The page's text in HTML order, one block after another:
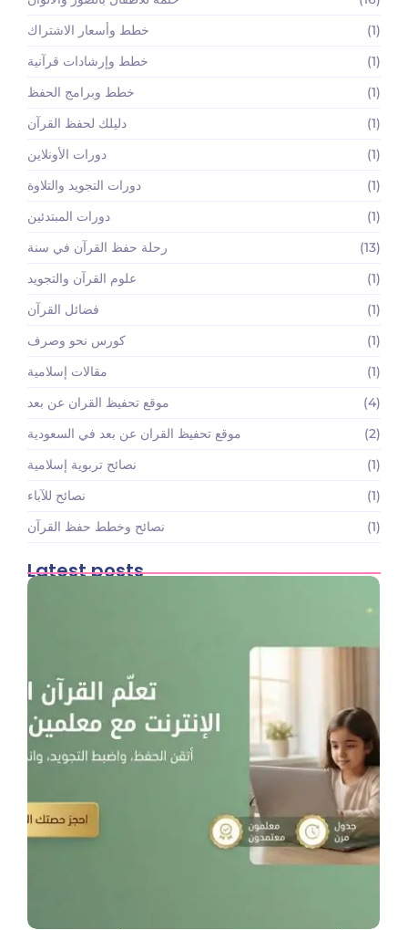
خطط وأسعار الاشتراك
(1)
خطط وإرشادات قرآنية
(1)
خطط وبرامج الحفظ
(1)
دليلك لحفظ القرآن
(1)
دورات الأونلاين
(1)
دورات التجويد والتلاوة
(1)
دورات المبتدئين
(1)
رحلة حفظ القرآن في سنة
(13)
علوم القرآن والتجويد
(1)
فضائل القرآن
(1)
كورس نحو وصرف
(1)
مقالات إسلامية
(1)
موقع تحفيظ القران عن بعد
(4)
موقع تحفيظ القران عن بعد في السعودية
(2)
نصائح تربوية إسلامية
(1)
نصائح للآباء
(1)
نصائح وخطط حفظ القرآن
(1)
Latest posts